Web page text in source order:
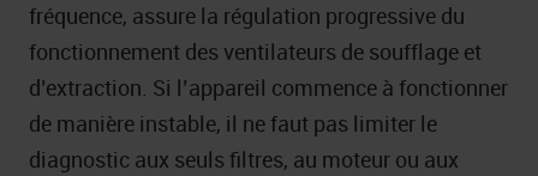
fréquence, assure la régulation progressive du
fonctionnement des ventilateurs de soufflage et
d’extraction. Si l’appareil commence à fonctionner
de manière instable, il ne faut pas limiter le
diagnostic aux seuls filtres, au moteur ou aux